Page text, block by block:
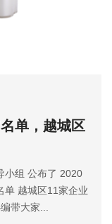
单，越城区
小组 公布了 2020
单 越城区11家企业
带大家...